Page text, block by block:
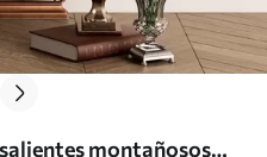
montañosos